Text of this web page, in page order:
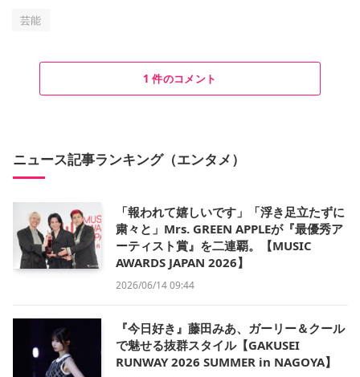
芸能
1 件のコメント
ニュース記事ランキング（エンタメ）
「報われて嬉しいです」「浮き足立たずに
粛々と」Mrs. GREEN APPLEが『最優秀ア
ーティスト賞』を二連覇。【MUSIC
AWARDS JAPAN 2026】
2026/06/14 09:44
『今日好き』藤田みあ、ガーリー＆クール
で魅せる抜群スタイル【GAKUSEI
RUNWAY 2026 SUMMER in NAGOYA】